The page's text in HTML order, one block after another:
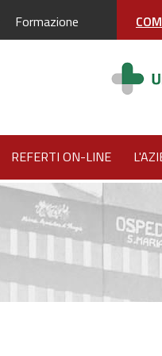
Formazione
REFERTI ON-LINE